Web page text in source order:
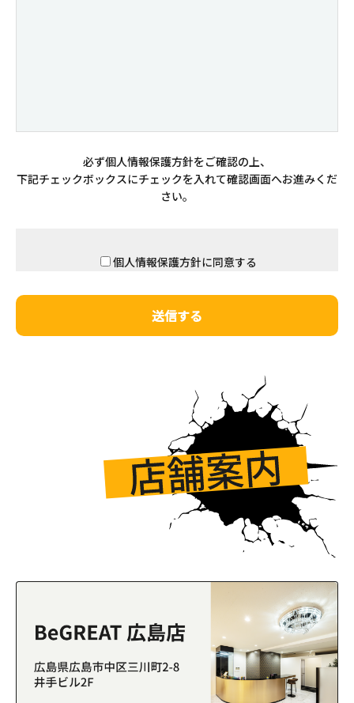
必ず個人情報保護方針をご確認の上、
下記チェックボックスにチェックを入れて確認画面へお進みくだ
さい。
個人情報保護方針に同意する